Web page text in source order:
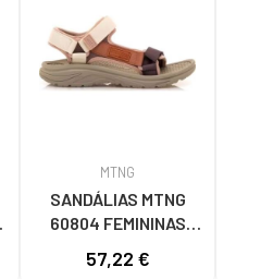
MTNG
SANDÁLIAS MTNG
60804 FEMININAS
TELHA/NEOPRENE
57,22 €